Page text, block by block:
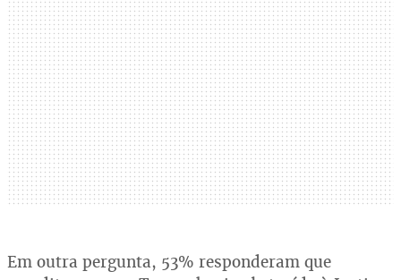
Em outra pergunta, 53% responderam que